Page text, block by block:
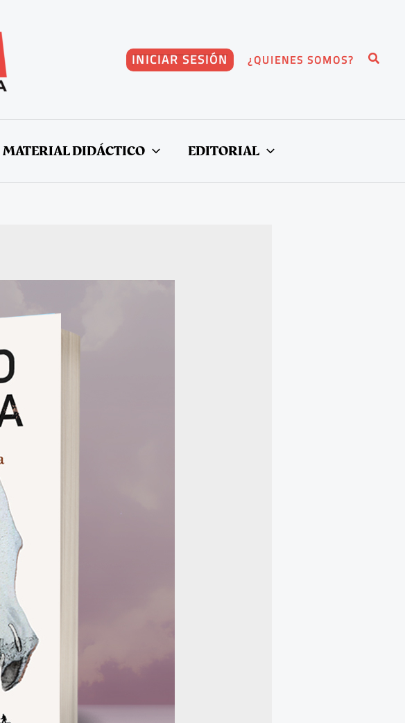
INICIAR SESIÓN ¿QUIENES SOMOS? Buscar
MATERIAL DIDÁCTICO EDITORIAL